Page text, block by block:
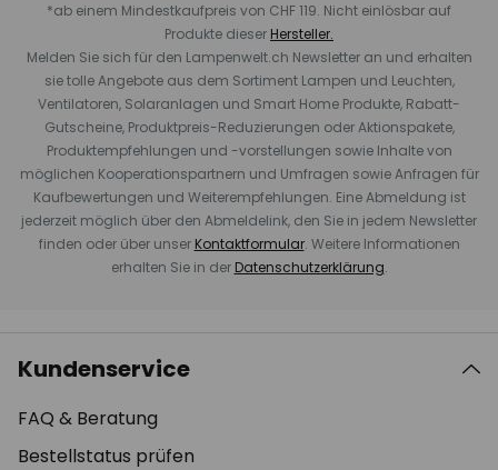
*ab einem Mindestkaufpreis von CHF 119. Nicht einlösbar auf
Produkte dieser Hersteller.
Melden Sie sich für den Lampenwelt.ch Newsletter an und erhalten
sie tolle Angebote aus dem Sortiment Lampen und Leuchten,
Ventilatoren, Solaranlagen und Smart Home Produkte, Rabatt-
Gutscheine, Produktpreis-Reduzierungen oder Aktionspakete,
Produktempfehlungen und -vorstellungen sowie Inhalte von
möglichen Kooperationspartnern und Umfragen sowie Anfragen für
Kaufbewertungen und Weiterempfehlungen. Eine Abmeldung ist
jederzeit möglich über den Abmeldelink, den Sie in jedem Newsletter
finden oder über unser Kontaktformular. Weitere Informationen
erhalten Sie in der Datenschutzerklärung.
Kundenservice
FAQ & Beratung
Bestellstatus prüfen